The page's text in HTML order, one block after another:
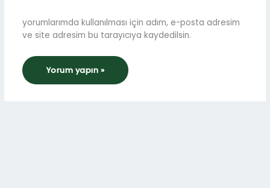
yorumlarımda kullanılması için adım, e-posta adresim
ve site adresim bu tarayıcıya kaydedilsin.